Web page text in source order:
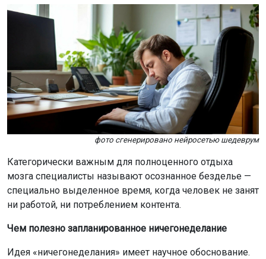
фото сгенерировано нейросетью шедеврум
Категорически важным для полноценного отдыха
мозга специалисты называют осознанное безделье —
специально выделенное время, когда человек не занят
ни работой, ни потреблением контента.
Чем полезно запланированное ничегонеделание
Идея «ничегонеделания» имеет научное обоснование.